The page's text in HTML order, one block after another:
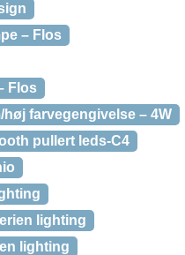
– Flos
Flos
farvegengivelse – 4W
pullert leds-C4
lighting
lighting